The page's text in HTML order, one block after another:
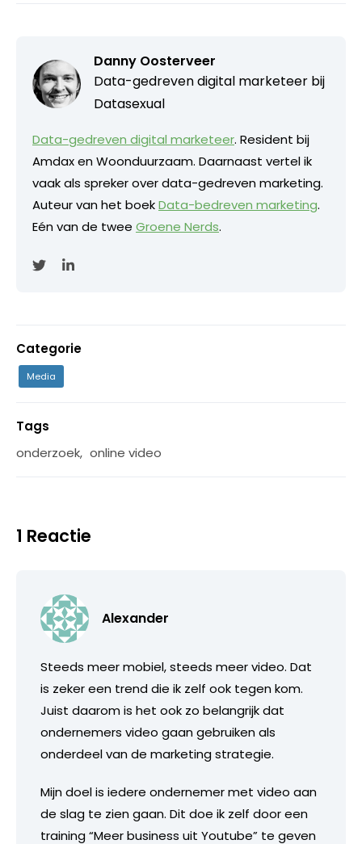
Danny Oosterveer
Data-gedreven digital marketeer bij
Datasexual
Data-gedreven digital marketeer. Resident bij
Amdax en Woonduurzaam. Daarnaast vertel ik
vaak als spreker over data-gedreven marketing.
Auteur van het boekData-bedreven marketing.
Eén van de twee Groene Nerds.
Categorie
Media
Tags
onderzoek, online video
1 Reactie
Alexander
Steeds meer mobiel, steeds meer video. Dat
is zeker een trend die ik zelf ook tegen kom.
Juist daarom is het ook zo belangrijk dat
ondernemers video gaan gebruiken als
onderdeel van de marketing strategie.
Mijn doel is iedere ondernemer met video aan
de slag te zien gaan. Dit doe ik zelf door een
training “Meer business uit Youtube” te geven